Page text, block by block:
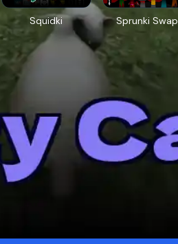
Squidki Sprunki Swap